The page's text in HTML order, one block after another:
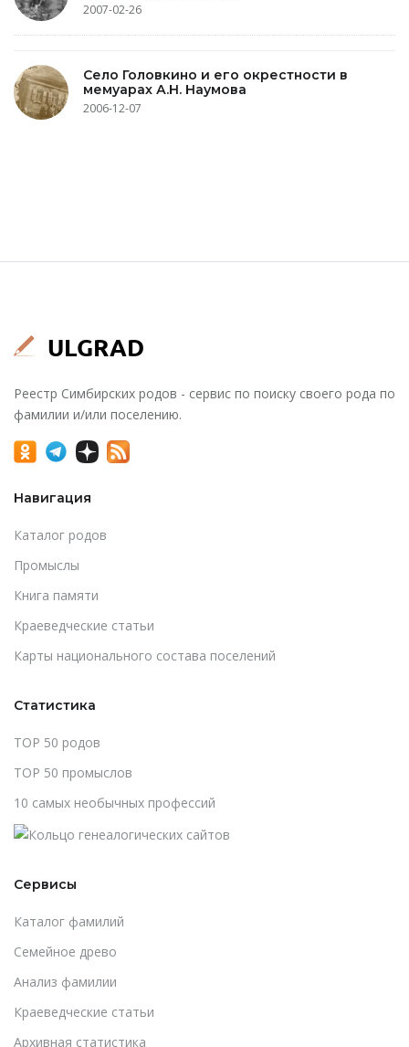
2007-02-26
Село Головкино и его окрестности в
мемуарах А.Н. Наумова
2006-12-07
Реестр Симбирских родов - сервис по поиску своего рода по
фамилии и/или поселению.
Навигация
Каталог родов
Промыслы
Книга памяти
Краеведческие статьи
Карты национального состава поселений
Статистика
TOP 50 родов
TOP 50 промыслов
10 самых необычных профессий
Сервисы
Каталог фамилий
Cемейное древо
Анализ фамилии
Краеведческие статьи
Архивная статистика